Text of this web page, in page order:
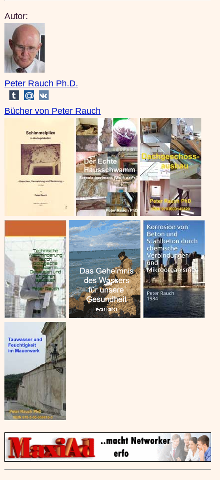
Autor:
Peter Rauch Ph.D.
Bücher von Peter Rauch